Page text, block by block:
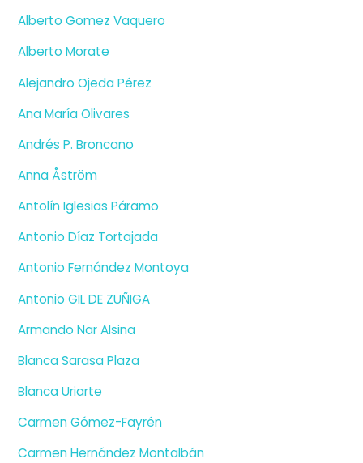
Alberto Gomez Vaquero
Alberto Morate
Alejandro Ojeda Pérez
Ana María Olivares
Andrés P. Broncano
Anna Åström
Antolín Iglesias Páramo
Antonio Díaz Tortajada
Antonio Fernández Montoya
Antonio GIL DE ZUÑIGA
Armando Nar Alsina
Blanca Sarasa Plaza
Blanca Uriarte
Carmen Gómez-Fayrén
Carmen Hernández Montalbán